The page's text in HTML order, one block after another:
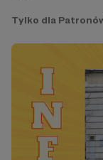
Tylko dla